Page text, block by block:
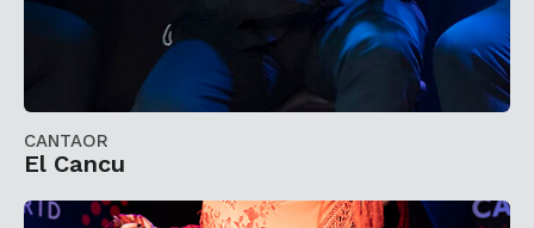
CANTAOR
El Cancu